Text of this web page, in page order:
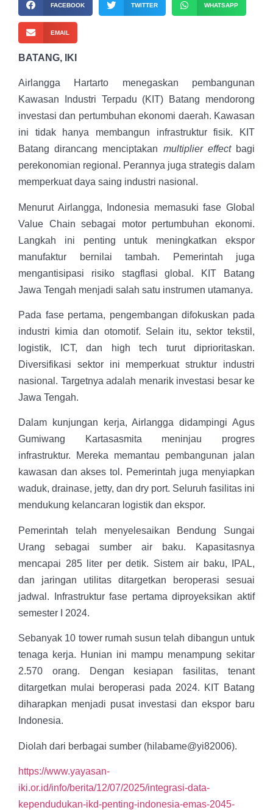
FACEBOOK TWITTER WHATSAPP
EMAIL
BATANG, IKI
Airlangga Hartarto menegaskan pembangunan
Kawasan Industri Terpadu (KIT) Batang mendorong
investasi dan pertumbuhan ekonomi daerah. Kawasan
ini tidak hanya membangun infrastruktur fisik. KIT
Batang dirancang menciptakan multiplier effectbagi
perekonomian regional. Perannya juga strategis dalam
memperkuat daya saing industri nasional.
Menurut Airlangga, Indonesia memasuki fase Global
Value Chain sebagai motor pertumbuhan ekonomi.
Langkah ini penting untuk meningkatkan ekspor
manufaktur bernilai tambah. Pemerintah juga
mengantisipasi risiko stagflasi global. KIT Batang
Jawa Tengah menjadi salah satu instrumen utamanya.
Pada fase pertama, pengembangan difokuskan pada
industri kimia dan otomotif. Selain itu, sektor tekstil,
logistik, ICT, dan high tech turut diprioritaskan.
Diversifikasi sektor ini memperkuat struktur industri
nasional. Targetnya adalah menarik investasi besar ke
Jawa Tengah.
Dalam kunjungan kerja, Airlangga didampingi Agus
Gumiwang Kartasasmitameninjau progres
infrastruktur. Mereka memantau pembangunan jalan
kawasan dan akses tol. Pemerintah juga menyiapkan
waduk, drainase, jetty, dan dry port. Seluruh fasilitas ini
mendukung kelancaran logistik dan ekspor.
Pemerintah telah menyelesaikan Bendung Sungai
Urang sebagai sumber air baku. Kapasitasnya
mencapai 285 liter per detik. Sistem air baku, IPAL,
dan jaringan utilitas ditargetkan beroperasi sesuai
jadwal. Infrastruktur fase pertama diproyeksikan aktif
semester I 2024.
Sebanyak 10 tower rumah susun telah dibangun untuk
tenaga kerja. Hunian ini mampu menampung sekitar
2.570 orang. Dengan kesiapan fasilitas, tenant
ditargetkan mulai beroperasi pada 2024. KIT Batang
diharapkan menjadi pusat investasi dan ekspor baru
Indonesia.
Diolah dari berbagai sumber (hilabame@yi82006).
https://www.yayasan-
iki.or.id/info/berita/12/07/2025/integrasi-data-
kependudukan-ikd-penting-indonesia-emas-2045-